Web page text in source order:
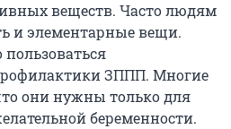
веществ. Часто людям
и элементарные вещи.
ЗППП. Многие
они нужны только для
беременности.